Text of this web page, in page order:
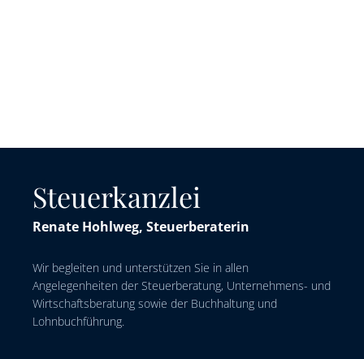
Steuerkanzlei
Renate Hohlweg, Steuerberaterin
Wir begleiten und unterstützen Sie in allen
Angelegenheiten der Steuerberatung, Unternehmens- und
Wirtschaftsberatung sowie der Buchhaltung und
Lohnbuchführung.